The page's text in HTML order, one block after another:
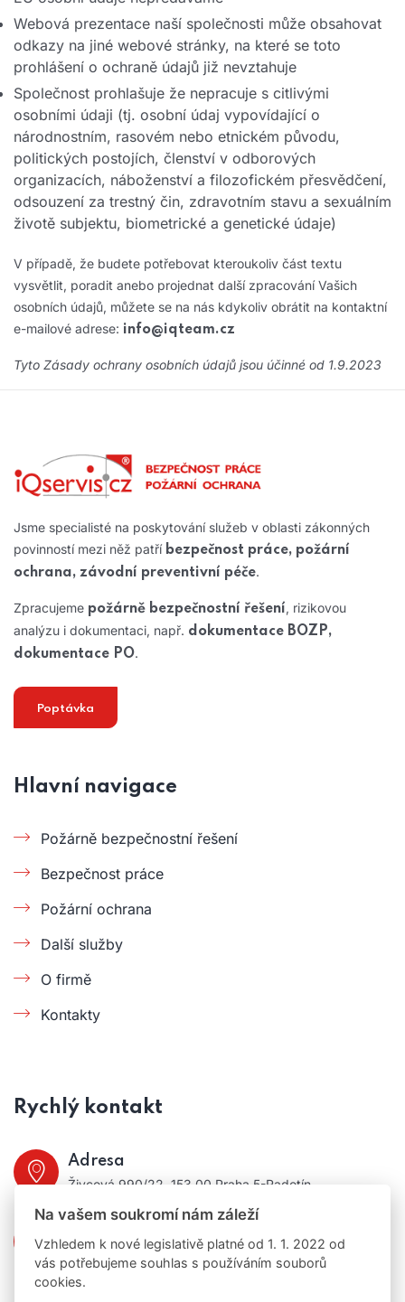
Webová prezentace naší společnosti může obsahovat
odkazy na jiné webové stránky, na které se toto
prohlášení o ochraně údajů již nevztahuje
Společnost prohlašuje že nepracuje s citlivými
osobními údaji (tj. osobní údaj vypovídající o
národnostním, rasovém nebo etnickém původu,
politických postojích, členství v odborových
organizacích, náboženství a filozofickém přesvědčení,
odsouzení za trestný čin, zdravotním stavu a sexuálním
životě subjektu, biometrické a genetické údaje)
V případě, že budete potřebovat kteroukoliv část textu
vysvětlit, poradit anebo projednat další zpracování Vašich
osobních údajů, můžete se na nás kdykoliv obrátit na kontaktní
e-mailové adrese: info@iqteam.cz
Tyto Zásady ochrany osobních údajů jsou účinné od 1.9.2023
Jsme specialisté na poskytování služeb v oblasti zákonných
povinností mezi něž patří bezpečnost práce, požární
ochrana, závodní preventivní péče.
Zpracujeme požárně bezpečnostní řešení, rizikovou
analýzu i dokumentaci, např. dokumentace BOZP,
dokumentace PO.
Poptávka
Hlavní navigace
Požárně bezpečnostní řešení
Bezpečnost práce
Požární ochrana
Další služby
O firmě
Kontakty
Rychlý kontakt
Adresa
Živcová 990/22, 153 00 Praha 5-Radotín
+420 724 386 928
Na vašem soukromí nám záleží
Vzhledem k nové legislativě platné od 1. 1. 2022 od
vás potřebujeme souhlas s používáním souborů
cookies.